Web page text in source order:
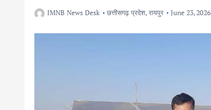
IMNB News Desk छत्तीसगढ़ प्रदेश, रायपुर June 23, 2026